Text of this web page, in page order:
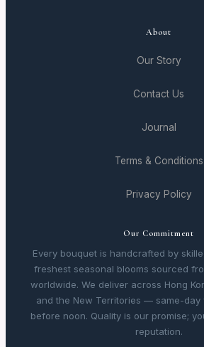
About
Our Story
Contact Us
Journal
Terms & Conditions
Privacy Policy
Our Commitment
Every bouquet is handcrafted by
freshest seasonal blooms sourced
worldwide. We deliver across Hong
and the New Territories — same-day
before noon. Quality is our promise;
reputation.